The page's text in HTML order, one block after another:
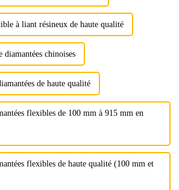
à liant résineux de haute qualité
diamantées chinoises
de haute qualité
flexibles de 100 mm à 915 mm en
flexibles de haute qualité (100 mm et